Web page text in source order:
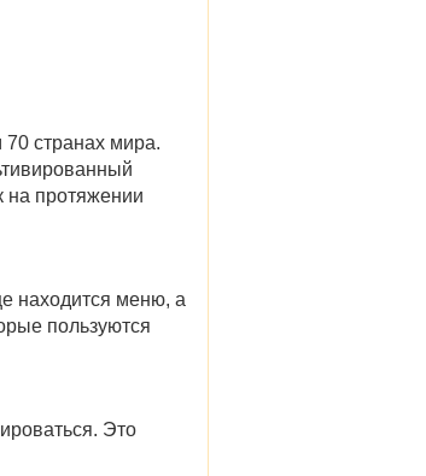
странах мира.
на протяжении
находится меню, а
пользуются
Это